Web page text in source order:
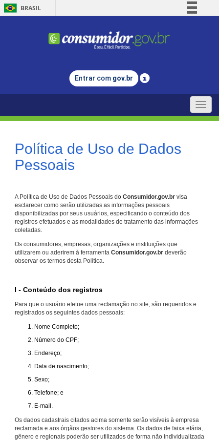
BRASIL
Comunica BR
Legislação
Entrar com gov.br
Toggle
Política de Uso de Dados
Pessoais
A Política de Uso de Dados Pessoais do Consumidor.gov.br visa
esclarecer como serão utilizadas as informações pessoais
disponibilizadas por seus usuários, especificando o conteúdo dos
registros efetuados e as modalidades de tratamento das informações
coletadas.
Os consumidores, empresas, organizações e instituições que
utilizarem ou aderirem à ferramenta Consumidor.gov.br deverão
observar os termos desta Política.
I - Conteúdo dos registros
Para que o usuário efetue uma reclamação no site, são requeridos e
registrados os seguintes dados pessoais:
Nome Completo;
Número do CPF;
Endereço;
Data de nascimento;
Sexo;
Telefone; e
E-mail.
Os dados cadastrais citados acima somente serão visíveis à empresa
reclamada e aos órgãos gestores do sistema. Os dados de faixa etária,
gênero e regionais poderão ser utilizados de forma não individualizada